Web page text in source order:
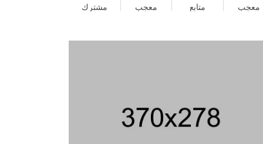
معجب متابع معجب مشترك